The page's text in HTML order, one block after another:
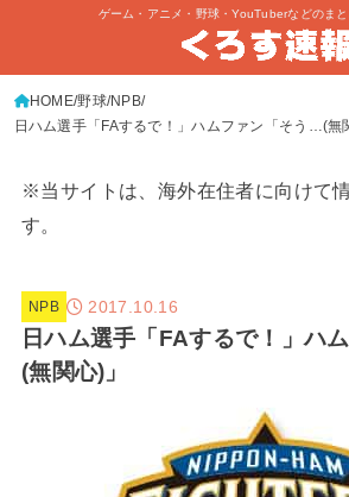
ゲーム・アニメ・野球・YouTuberなどのまと
HOME 野球 NPB
日ハム選手「FAするで！」ハムファン「そう…(無
※当サイトは、海外在住者に向けて
す。
NPB 2017.10.16
日ハム選手「FAするで！」ハ
(無関心)」